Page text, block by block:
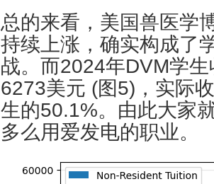
总的来看，美国兽医学
持续上涨，确实构成了
战。而2024年DVM学
6273美元 (图5)，实际
生的50.1%。由此大家
多么用爱发电的职业。